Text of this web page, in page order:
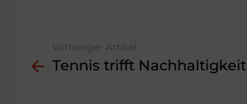
more
Vorheriger Artikel
Tennis trifft Nachhaltigkeit